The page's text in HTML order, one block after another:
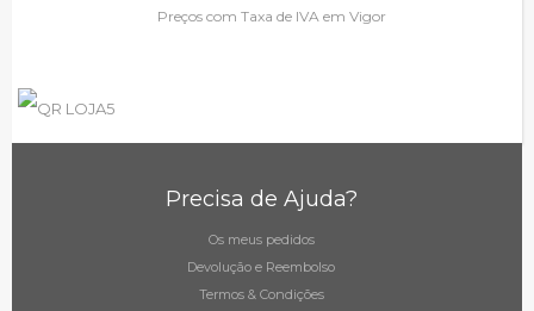
Preços com Taxa de IVA em Vigor
Precisa de Ajuda?
Os meus pedidos
Devolução e Reembolso
Termos & Condições